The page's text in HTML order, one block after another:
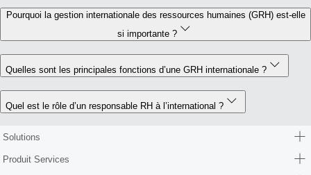
Pourquoi la gestion internationale des ressources humaines (GRH) est-elle
si importante ?
Quelles sont les principales fonctions d’une GRH internationale ?
Quel est le rôle d’un responsable RH à l’international ?
Solutions
Produit Services